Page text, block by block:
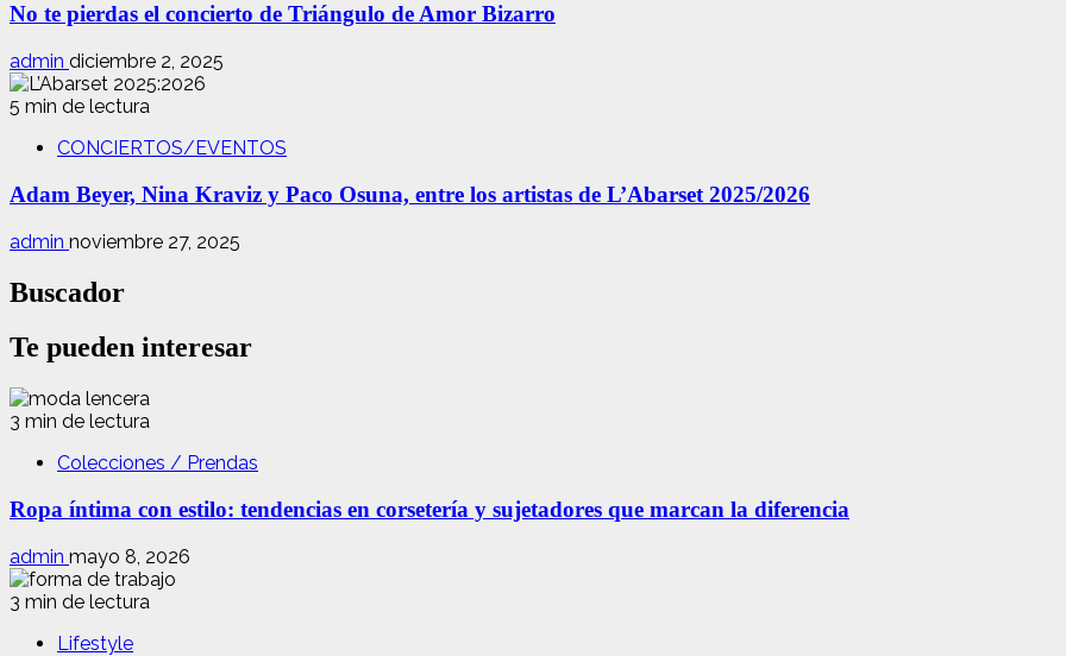
No te pierdas el concierto de Triángulo de Amor Bizarro
admin diciembre 2, 2025
5 min de lectura
CONCIERTOS/EVENTOS
Adam Beyer, Nina Kraviz y Paco Osuna, entre los artistas de L’Abarset 2025/2026
admin noviembre 27, 2025
Buscador
Te pueden interesar
3 min de lectura
Colecciones / Prendas
Ropa íntima con estilo: tendencias en corsetería y sujetadores que marcan la diferencia
admin mayo 8, 2026
3 min de lectura
Lifestyle